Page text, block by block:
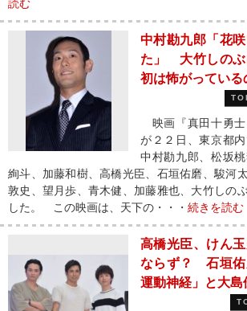
読む
中村勘九郎「花
た」 大竹しのぶ
初は怖がっている
映画『真田十勇士
が２２日、東京都
中村勘九郎、松坂
絢斗、加藤和樹、高橋光臣、石垣佑磨、駿河
敦史、望月歩、青木健、加藤雅也、大竹しの
した。 この映画は、天下の・・・ 続きを読む
高橋光臣、けん
ならず？ 石垣佑
運動神経」と大島